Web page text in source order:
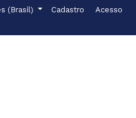
principal
(Brasil)de Cadastro Acesso